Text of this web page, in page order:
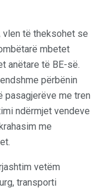
të theksohet se
mbetet
anëtare të BE-së.
përbënin
me tren
ndërmjet vendeve
me
vetëm
transporti